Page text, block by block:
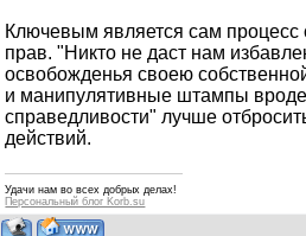
Ключевым является сам
прав. "Никто не даст нам
освобожденья своею
и манипулятивные штампы
справедливости" лучше
действий.
Удачи нам во всех добрых делах!
Персональный блог Korb.su